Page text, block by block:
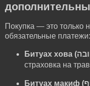
Покупка — это только
обязательные платежи:
страховка на